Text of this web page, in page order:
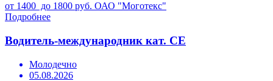
от 1400 до 1800 руб. ОАО "Моготекс"
Подробнее
Водитель-международник кат. СЕ
Молодечно
05.08.2026